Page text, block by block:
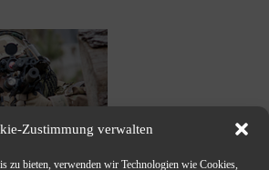
Zustimmung verwalten
zu bieten, verwenden wir Technologien wie Cookies,